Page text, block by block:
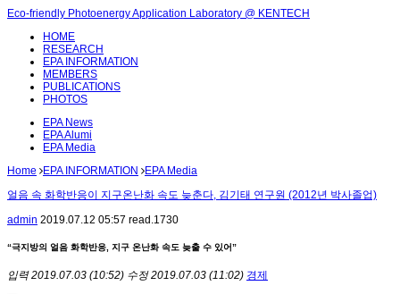
Eco-friendly Photoenergy Application Laboratory @ KENTECH
HOME
RESEARCH
EPA INFORMATION
MEMBERS
PUBLICATIONS
PHOTOS
EPA News
EPA Alumi
EPA Media
Home
EPA INFORMATION
EPA Media
얼음 속 화학반응이 지구온난화 속도 늦춘다, 김기태 연구원 (2012년 박사졸업)
admin 2019.07.12 05:57 read.1730
“극지방의 얼음 화학반응, 지구 온난화 속도 늦출 수 있어”
입력 2019.07.03 (10:52) 수정 2019.07.03 (11:02) 경제